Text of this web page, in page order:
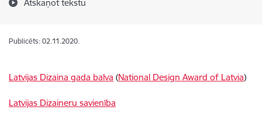
Atskaņot tekstu
Publicēts: 02.11.2020.
Latvijas Dizaina gada balva (National Design Award of Latvia)
Latvijas Dizaineru savienība